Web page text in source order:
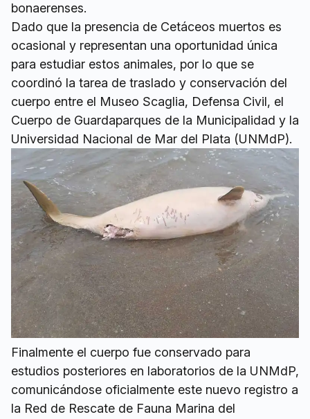
bonaerenses.
Dado que la presencia de Cetáceos muertos es
ocasional y representan una oportunidad única
para estudiar estos animales, por lo que se
coordinó la tarea de traslado y conservación del
cuerpo entre el Museo Scaglia, Defensa Civil, el
Cuerpo de Guardaparques de la Municipalidad y la
Universidad Nacional de Mar del Plata (UNMdP).
Finalmente el cuerpo fue conservado para
estudios posteriores en laboratorios de la UNMdP,
comunicándose oficialmente este nuevo registro a
la Red de Rescate de Fauna Marina del